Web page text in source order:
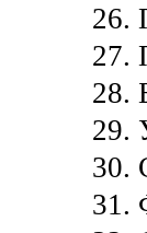
26.
27.
28.
29.
30.
31.